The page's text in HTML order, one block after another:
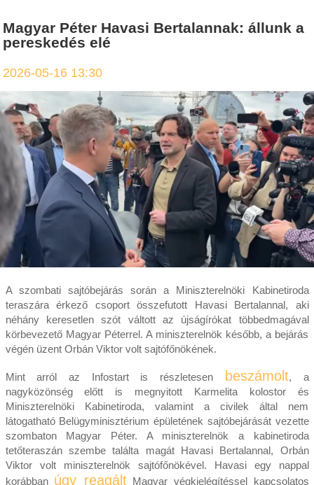
Magyar Péter Havasi Bertalannak: állunk a
pereskedés elé
2026-05-16 13:30
A szombati sajtóbejárás során a Miniszterelnöki Kabinetiroda
teraszára érkező csoport összefutott Havasi Bertalannal, aki
néhány keresetlen szót váltott az újságírókat többedmagával
körbevezető Magyar Péterrel. A miniszterelnök később, a bejárás
végén üzent Orbán Viktor volt sajtófőnökének.
Mint arról az Infostart is részletesen beszámolt, a
nagyközönség előtt is megnyitott Karmelita kolostor és
Miniszterelnöki Kabinetiroda, valamint a civilek által nem
látogatható Belügyminisztérium épületének sajtóbejárását vezette
szombaton Magyar Péter. A miniszterelnök a kabinetiroda
tetőteraszán szembe találta magát Havasi Bertalannal, Orbán
Viktor volt miniszterelnök sajtófőnökével. Havasi egy nappal
korábban úgy reagáltMagyar végkielégítéssel kapcsolatos